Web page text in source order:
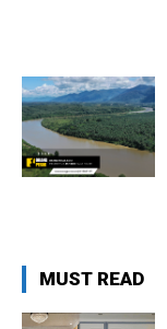
MUST READ